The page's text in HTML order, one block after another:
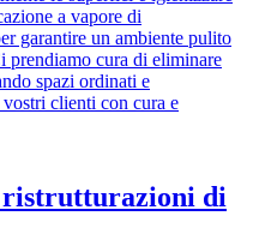
a vapore di
garantire un ambiente pulito
prendiamo cura di eliminare
spazi ordinati e
clienti con cura e
ristrutturazioni di